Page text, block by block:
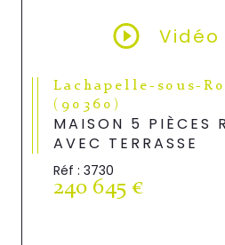
Vidéo
Lachapelle-sous-Rougemont
(90360)
MAISON 5 PIÈCES
AVEC TERRASSE
Réf : 3730
240 645 €